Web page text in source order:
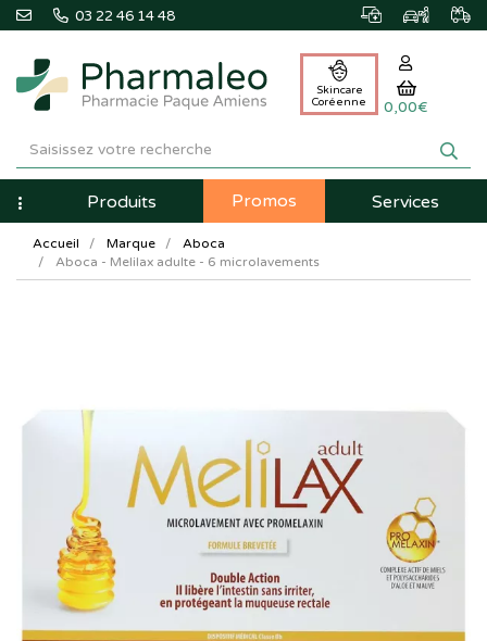
03 22 46 14 48
Pharmaleo
Pharmacie
Paque
Amiens
Skincare
Coréenne
0,00€
NavigationProduits Promos Services
Accueil Marque
Aboca
Aboca - Melilax adulte - 6 microlavements